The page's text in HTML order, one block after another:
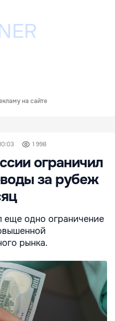
на сайте
1 998
ограничил
за рубеж
еще одно ограничение
рынка.